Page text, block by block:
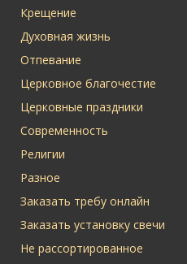
Крещение
Духовная жизнь
Отпевание
Церковное благочестие
Церковные праздники
Современность
Религии
Разное
Заказать требу онлайн
Заказать установку свечи
Не рассортированное